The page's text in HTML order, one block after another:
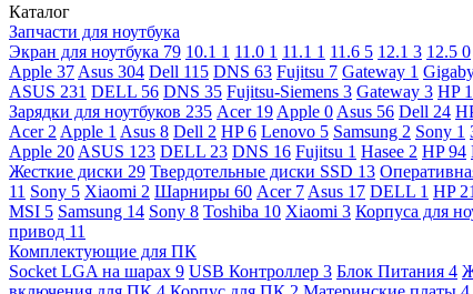
Каталог
Запчасти для ноутбука
Экран для ноутбука 79 10.1 1 11.0 1 11.1 1 11.6 5 12.1 3 12.5 0
Apple 37 Asus 304 Dell 115 DNS 63 Fujitsu 7 Gateway 1
ASUS 231 DELL 56 DNS 35 Fujitsu-Siemens 3 Gateway 3 HP
Зарядки для ноутбуков 235 Acer 19 Apple 0 Asus 56 Dell 24
Acer 2 Apple 1 Asus 8 Dell 2 HP6 Lenovo 5 Samsung 2 Sony 1
Apple 20 ASUS 123 DELL 23 DNS 16 Fujitsu 1 Hasee 2 HP94
Жесткие диски 29 Твердотельные диски SSD 13
11 Sony 5 Xiaomi 2 Шарниры 60 Acer 7 Asus 17 DELL 1 HP 21
MSI 5 Samsung 14 Sony 8 Toshiba 10 Xiaomi 3 Корпуса для
привод 11
Комплектующие для ПК
Socket LGA на шарах 9 USB Контроллер 3 Блок Питания 4